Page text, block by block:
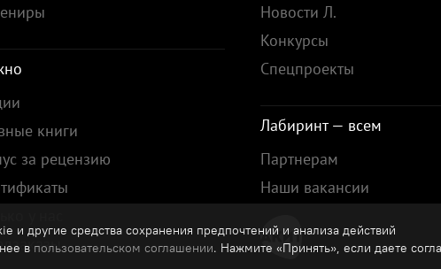
и другие средства сохранения предпочтений и анализа действий
в пользовательском соглашении. Нажмите «Принять», если даете
книги
за рецензию
Новости Л.
Конкурсы
Спецпроекты
Лабиринт — всем
Партнерам
Наши вакансии